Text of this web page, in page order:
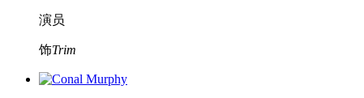
演员
饰Trim